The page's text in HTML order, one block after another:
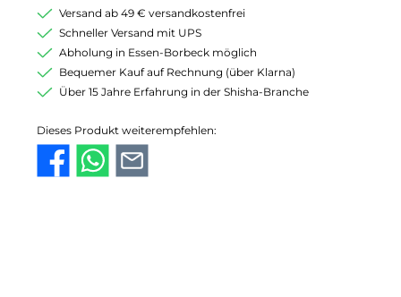
Versand ab 49 € versandkostenfrei
Schneller Versand mit UPS
Abholung in Essen-Borbeck möglich
Bequemer Kauf auf Rechnung (über Klarna)
Über 15 Jahre Erfahrung in der Shisha-Branche
Dieses Produkt weiterempfehlen: